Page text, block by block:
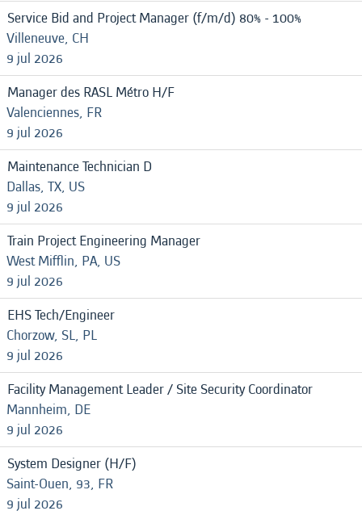
Service Bid and Project Manager (f/m/d) 80% - 100%
Villeneuve, CH
9 jul 2026
Manager des RASL Métro H/F
Valenciennes, FR
9 jul 2026
Maintenance Technician D
Dallas, TX, US
9 jul 2026
Train Project Engineering Manager
West Mifflin, PA, US
9 jul 2026
EHS Tech/Engineer
Chorzow, SL, PL
9 jul 2026
Facility Management Leader / Site Security Coordinator
Mannheim, DE
9 jul 2026
System Designer (H/F)
Saint-Ouen, 93, FR
9 jul 2026